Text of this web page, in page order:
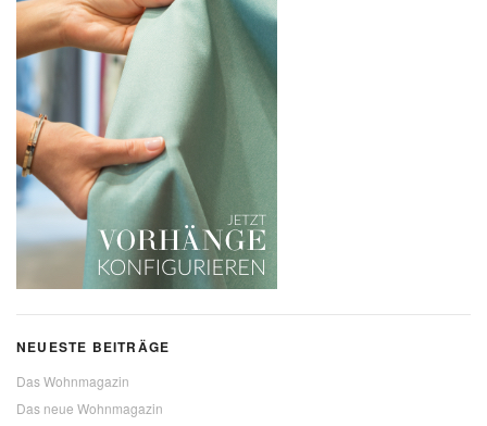
NEUESTE BEITRÄGE
Das Wohnmagazin
Das neue Wohnmagazin